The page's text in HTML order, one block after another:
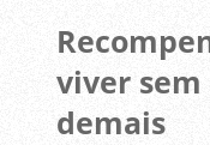
viver
demais